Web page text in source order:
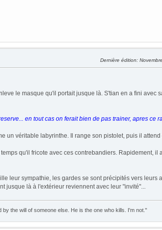
Dernière édition:
le masque qu'il portait jusque là. S'tian en a fini avec
en tout cas on ferait bien de pas trainer, apres ce
un véritable labyrinthe. Il range son pistolet, puis il
qu'il fricote avec ces contrebandiers. Rapidement, il
leur sympathie, les gardes se sont précipités vers leurs
jusque là à l'extérieur reviennent avec leur "invité"...
the will of someone else. He is the one who kills. I'm not."